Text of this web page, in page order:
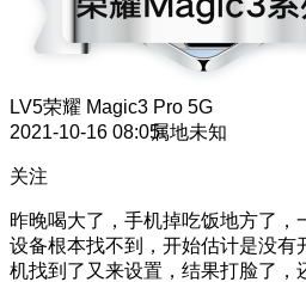
LV5荣耀 Magic3 Pro 5G
2021-10-16 08:05属地未知
关注
昨晚喝大了，手机掉吃饭地方了
设备根本找不到，开始估计是没有
机找到了又来设置，结果打脸了，